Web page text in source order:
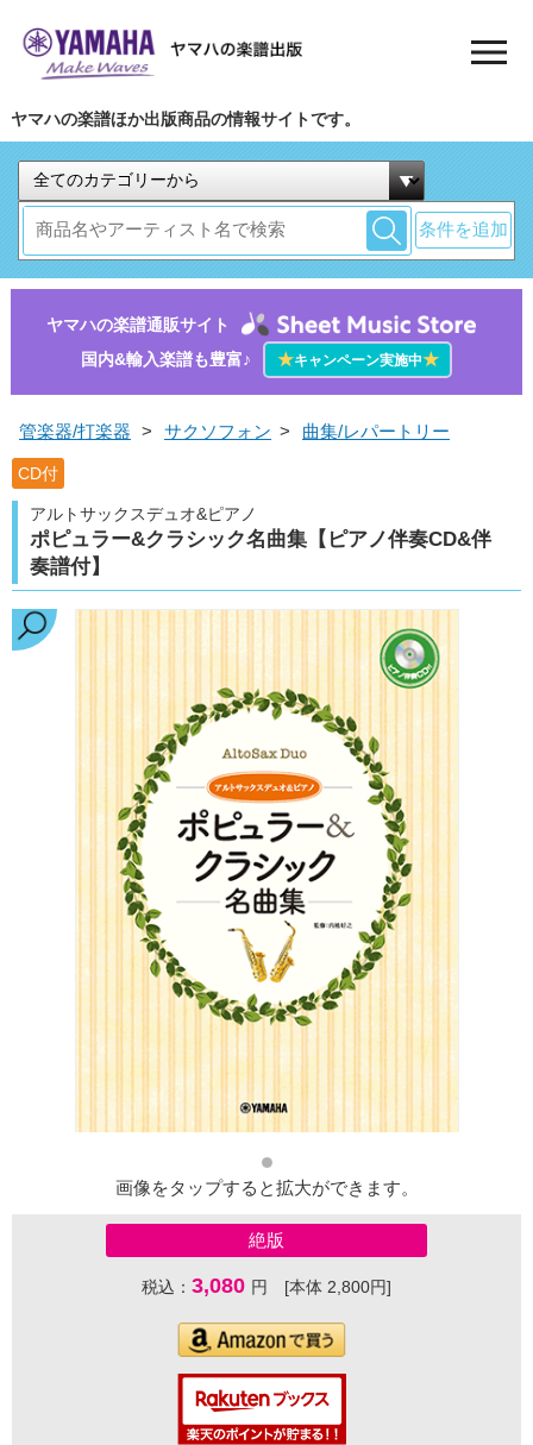
ヤマハの楽譜ほか出版商品の情報サイトです。
条件を追加
ヤマハの楽譜通販サイト
国内&輸入楽譜も豊富♪
★キャンペーン実施中★
管楽器/打楽器 > サクソフォン > 曲集/レパートリー
CD付
アルトサックスデュオ&ピアノ
ポピュラー&クラシック名曲集【ピアノ伴奏CD&伴
奏譜付】
画像をタップすると拡大ができます。
絶版
税込： 3,080 円 [本体 2,800円]